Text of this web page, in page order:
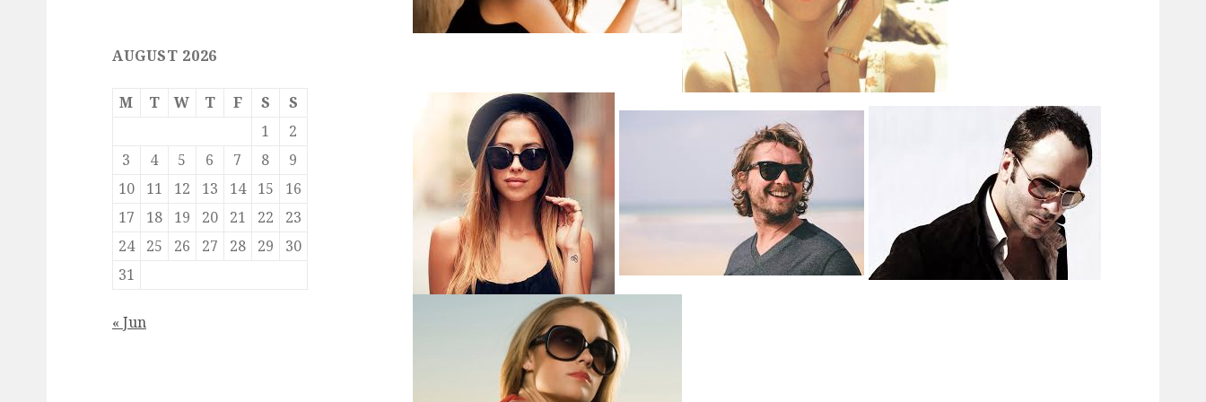
AUGUST 2026
M T W T F S
S
1
2
3
4 5 6 7 8
9
10
11 12 13 14 15
16
17
18 19 20 21 22
23
24
25 26 27 28 29
30
31
« Jun